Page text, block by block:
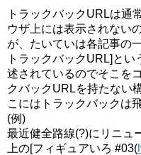
トラックバックURLは通
ウザ上には表示されない
が、たいていは各記事の
トラックバックURL]と
述されているのでそこを
クバックURLを持たない
こにはトラックバックは
(例)
最近健全路線(?)にリニュ
上の[フィギュアいろ #03(